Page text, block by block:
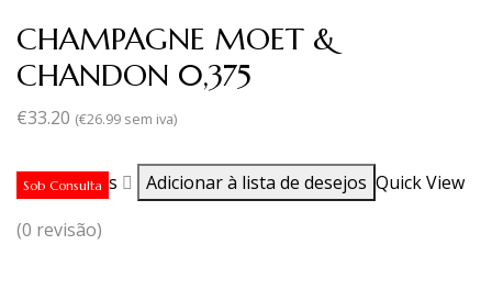
CHAMPAGNE MOET &
CHANDON 0,375
€33.20 (€26.99 sem iva)
Sob Consulta
Ler mais Adicionar à lista de desejos Quick View
(0 revisão)